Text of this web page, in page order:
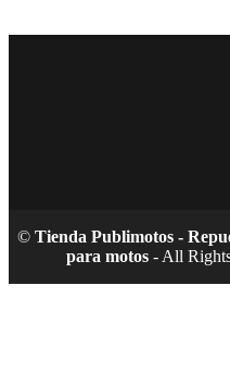
©Tienda Publimotos -
para motos - All